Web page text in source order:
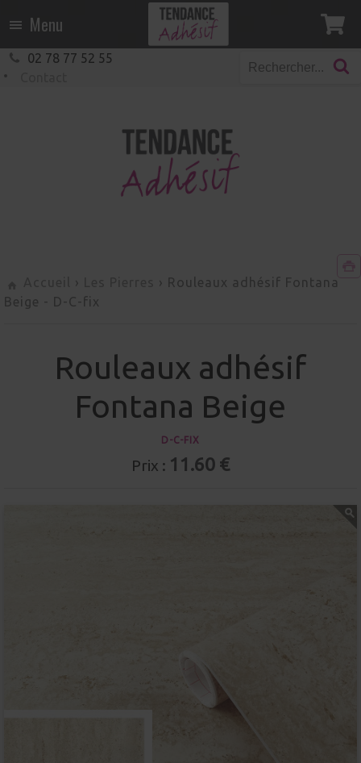
Menu
02 78 77 52 55
› ›
Rouleaux adhésif Fontana
Beige - D-C-fix
Rouleaux adhésif
Fontana Beige
D-C-FIX
Prix : 11.60 €